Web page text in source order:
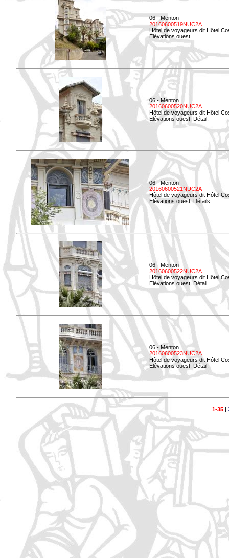
06 - Menton
20160600519NUC2A
Hôtel de voyageurs dit Hôtel
Elévations ouest.
06 - Menton
20160600520NUC2A
Hôtel de voyageurs dit Hôtel
Elévations ouest. Détail.
06 - Menton
20160600521NUC2A
Hôtel de voyageurs dit Hôtel
Elévations ouest. Détails.
06 - Menton
20160600522NUC2A
Hôtel de voyageurs dit Hôtel
Elévations ouest. Détail.
06 - Menton
20160600523NUC2A
Hôtel de voyageurs dit Hôtel
Elévations ouest. Détail.
1-35|